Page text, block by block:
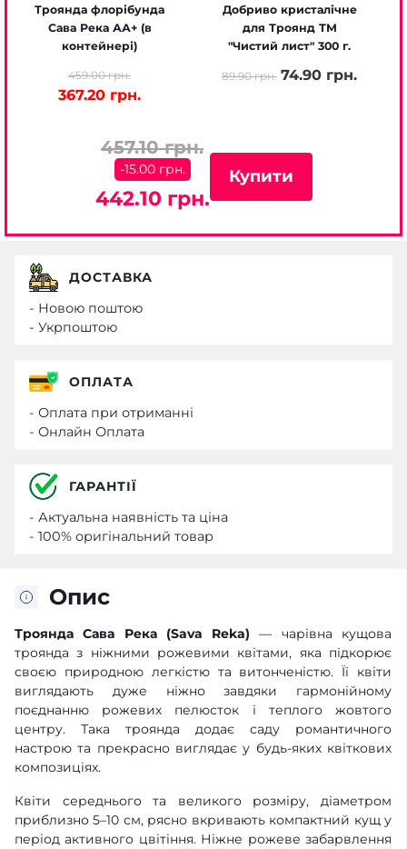
Троянда флорібунда
Сава Река АА+ (в
контейнері)
459.00 грн.
367.20 грн.
Добриво кристалічне
для Троянд ТМ
"Чистий лист" 300 г.
89.90 грн. 74.90 грн.
457.10 грн.
-15.00 грн.
442.10 грн.
Купити
Опис
Троянда Сава Река (Sava Reka) — чарівна кущова
троянда з ніжними рожевими квітами, яка підкорює
своєю природною легкістю та витонченістю. Її квіти
виглядають дуже ніжно завдяки гармонійному
поєднанню рожевих пелюсток і теплого жовтого
центру. Така троянда додає саду романтичного
настрою та прекрасно виглядає у будь-яких квіткових
композиціях.
Квіти середнього та великого розміру, діаметром
приблизно 5–10 см, рясно вкривають компактний кущ у
період активного цвітіння. Ніжне рожеве забарвлення
ДОСТАВКА
- Новою поштою
- Укрпоштою
ОПЛАТА
- Оплата при отриманні
- Онлайн Оплата
ГАРАНТІЇ
- Актуальна наявність та ціна
- 100% оригінальний товар